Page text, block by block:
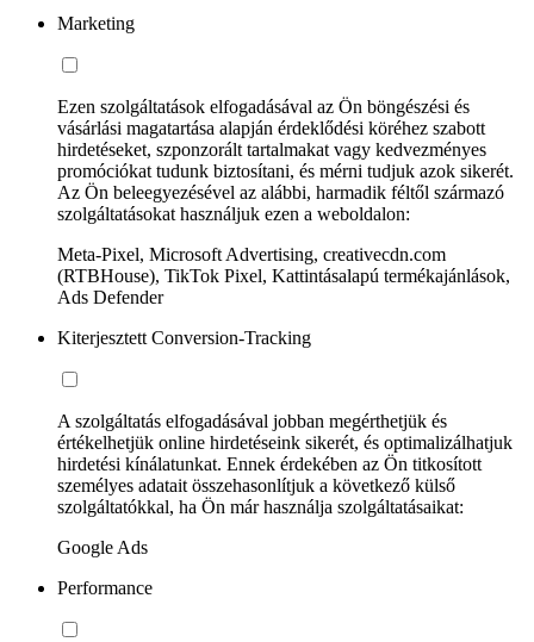
Marketing
Ezen szolgáltatások elfogadásával az Ön böngészési és
vásárlási magatartása alapján érdeklődési köréhez szabott
hirdetéseket, szponzorált tartalmakat vagy kedvezményes
promóciókat tudunk biztosítani, és mérni tudjuk azok sikerét.
Az Ön beleegyezésével az alábbi, harmadik féltől származó
szolgáltatásokat használjuk ezen a weboldalon:
Meta-Pixel, Microsoft Advertising, creativecdn.com
(RTBHouse), TikTok Pixel, Kattintásalapú termékajánlások,
Ads Defender
Kiterjesztett Conversion-Tracking
A szolgáltatás elfogadásával jobban megérthetjük és
értékelhetjük online hirdetéseink sikerét, és optimalizálhatjuk
hirdetési kínálatunkat. Ennek érdekében az Ön titkosított
személyes adatait összehasonlítjuk a következő külső
szolgáltatókkal, ha Ön már használja szolgáltatásaikat:
Google Ads
Performance